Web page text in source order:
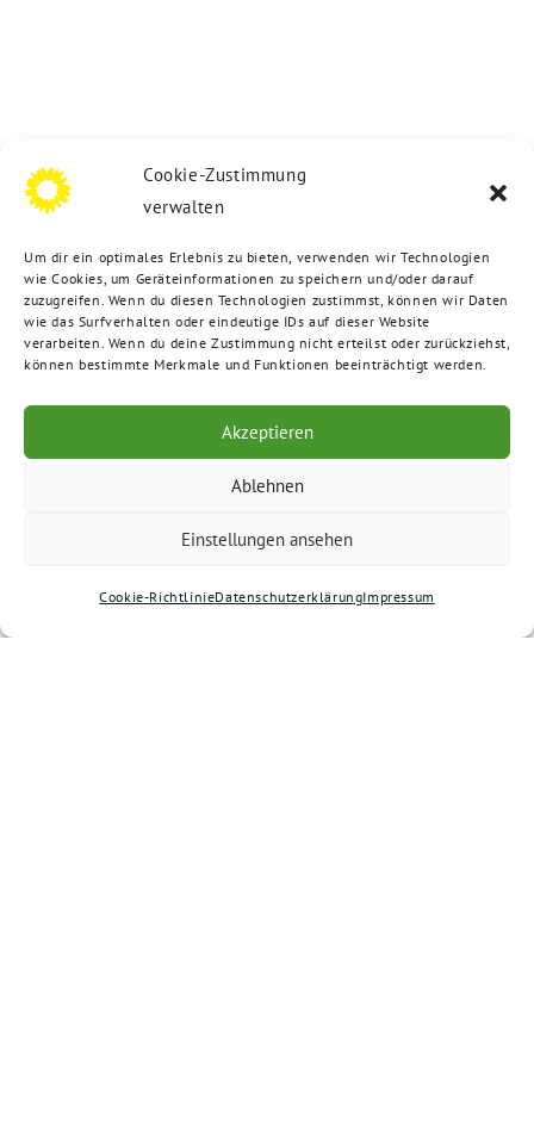
Cookie-Zustimmung
verwalten
Um dir ein optimales Erlebnis zu bieten, verwenden wir Technologien
wie Cookies, um Geräteinformationen zu speichern und/oder darauf
zuzugreifen. Wenn du diesen Technologien zustimmst, können wir Daten
wie das Surfverhalten oder eindeutige IDs auf dieser Website
verarbeiten. Wenn du deine Zustimmung nicht erteilst oder zurückziehst,
können bestimmte Merkmale und Funktionen beeinträchtigt werden.
Akzeptieren
Ablehnen
Einstellungen ansehen
Cookie-RichtlinieDatenschutzerklärungImpressum